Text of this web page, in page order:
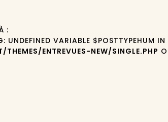
:
: UNDEFINED VARIABLE $POSTTYPEHUM IN
THEMES/ENTREVUES-NEW/SINGLE.PHP